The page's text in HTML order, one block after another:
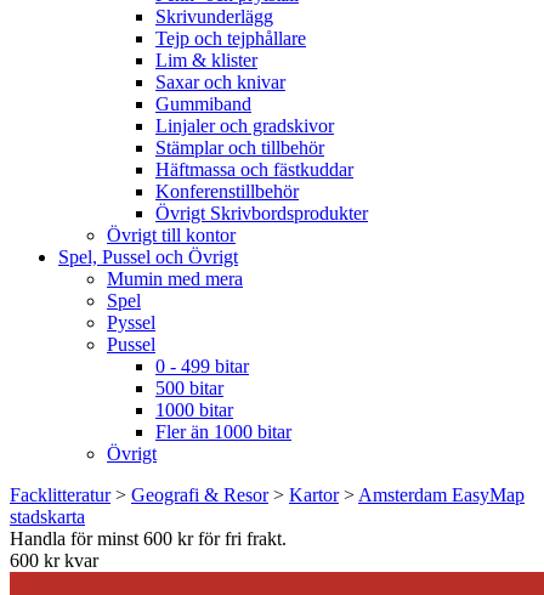
Skrivunderlägg
Tejp och tejphållare
Lim & klister
Saxar och knivar
Gummiband
Linjaler och gradskivor
Stämplar och tillbehör
Häftmassa och fästkuddar
Konferenstillbehör
Övrigt Skrivbordsprodukter
Övrigt till kontor
Spel, Pussel och Övrigt
Mumin med mera
Spel
Pyssel
Pussel
0 - 499 bitar
500 bitar
1000 bitar
Fler än 1000 bitar
Övrigt
Facklitteratur> Geografi & Resor> Kartor> Amsterdam EasyMap
stadskarta
Handla för minst 600 kr för fri frakt.
600 kr kvar